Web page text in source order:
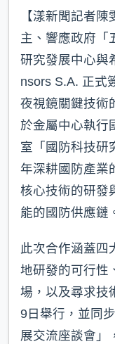
【漾新聞記者
主、響應政府「
研究發展中心與
nsors S.A. 正式
夜視鏡關鍵技術
於金屬中心執行
室「國防科技研
年深耕國防產業
核心技術的研發
能的國防供應鏈
此次合作涵蓋四
地研發的可行性
場，以及尋求技
9日舉行，並同
展交流座談會」